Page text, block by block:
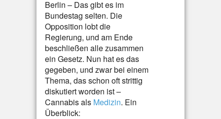
Berlin – Das gibt es im
Bundestag selten. Die
Opposition lobt die
Regierung, und am Ende
beschließen alle zusammen
ein Gesetz. Nun hat es das
gegeben, und zwar bei einem
Thema, das schon oft strittig
diskutiert worden ist –
Cannabis als Medizin. Ein
Überblick: